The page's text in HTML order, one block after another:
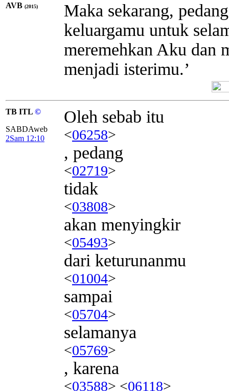
AVB (2015)
Maka sekarang,
keluargamu untuk
meremehkan Aku dan
menjadi isterimu.’
TB ITL ©
SABDAweb
2Sam 12:10
Oleh sebab itu
<06258>
, pedang
<02719>
tidak
<03808>
akan menyingkir
<05493>
dari keturunanmu
<01004>
sampai
<05704>
selamanya
<05769>
, karena
<03588> <06118>